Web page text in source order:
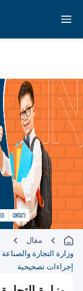
مقال
إجراءات تصحيحية